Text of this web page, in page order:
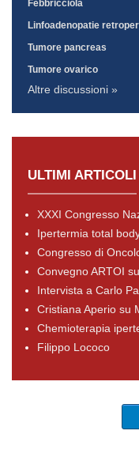
Febbricciola
Linfoadenopatie
Tumore pancreas
Tumore ovarico
Altre discussioni »
ULTIMI ARTICOLI
XXXI Congresso
Ipertermia total
Congresso di
Convegno ARTOI
Intervista a Carlo
Cristiana Aperio su
Chemioterapia
Filippo Lococo